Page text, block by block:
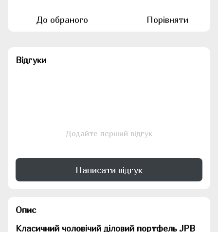
До обраного Порівняти
Відгуки
Додайте перший відгук
Написати відгук
Опис
Класичний чоловічий діловий портфель JPB